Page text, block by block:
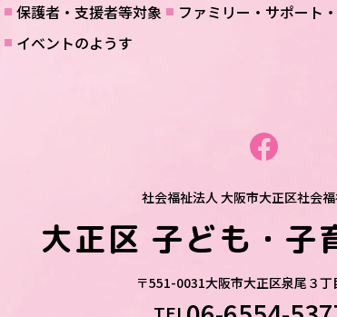
保護者・支援者等対象
イベントのようす
ファミリー・サポート
社会福祉法人 大阪市大正区社会
大正区 子ども・子
〒551-0031大阪市大正区泉尾３丁